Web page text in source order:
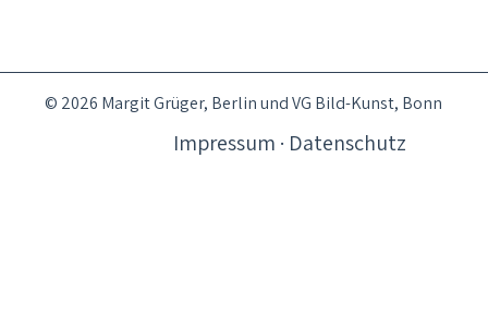
© 2026 Margit Grüger, Berlin und VG Bild-Kunst, Bonn
Impressum · Datenschutz